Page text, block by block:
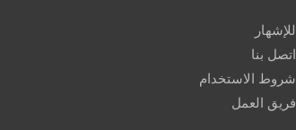
للإشهار
اتصل بنا
شروط الاستخدام
فريق العمل